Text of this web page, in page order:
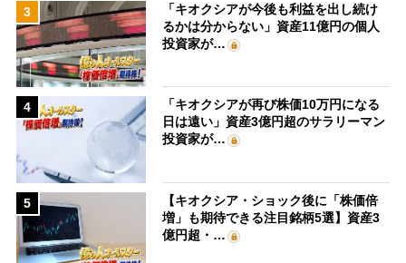
3
「キオクシアが今後も利益を出し続け
るかは分からない」資産11億円の個人
投資家が…
4
「キオクシアが再び株価10万円になる
日は遠い」資産3億円超のサラリーマン
投資家が…
5
【キオクシア・ショック後に「株価倍
増」も期待できる注目銘柄5選】資産3
億円超・…